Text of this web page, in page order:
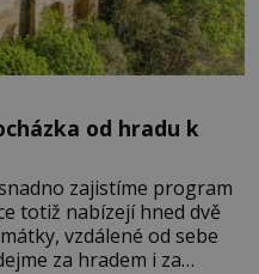
od hradu k
zajistíme program
totiž nabízejí hned dvě
vzdálené od sebe
za hradem i za